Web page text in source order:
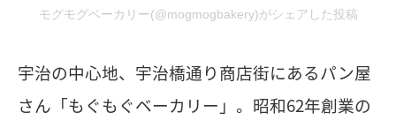
モグモグベーカリー(@mogmogbakery)がシェアした投稿
宇治の中心地、宇治橋通り商店街にあるパン屋
さん「もぐもぐベーカリー」。昭和62年創業の